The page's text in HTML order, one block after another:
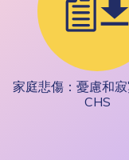
家庭悲傷：憂慮和
CHS